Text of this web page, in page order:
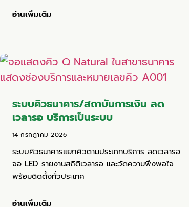
อ่านเพิ่มเติม
ระบบคิวธนาคาร/สถาบันการเงิน ลด
เวลารอ บริการเป็นระบบ
14 กรกฎาคม 2026
ระบบคิวธนาคารแยกคิวตามประเภทบริการ ลดเวลารอ
จอ LED รายงานสถิติเวลารอ และวัดความพึงพอใจ
พร้อมติดตั้งทั่วประเทศ
อ่านเพิ่มเติม